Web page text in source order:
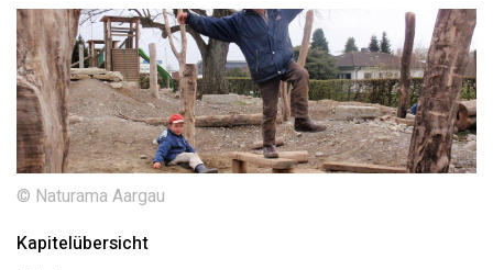
© Naturama Aargau
Kapitelübersicht